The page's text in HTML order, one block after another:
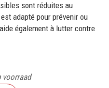
sont réduites au
adapté pour prévenir ou
également à lutter contre